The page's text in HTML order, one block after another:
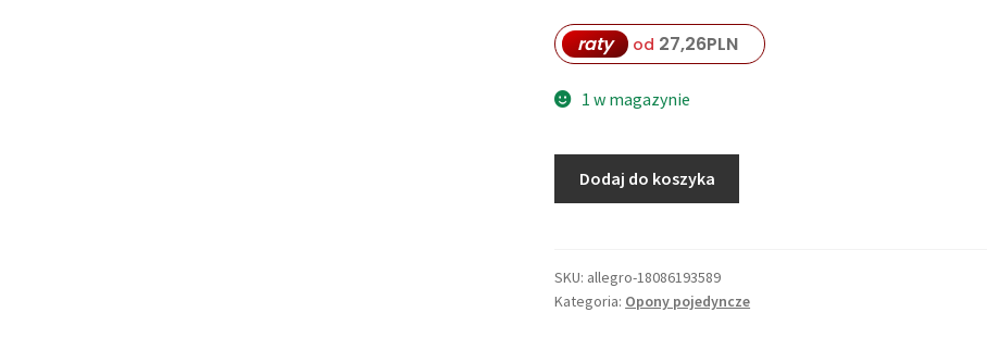
raty od 27,26PLN
1 w magazynie
METZELER
CRUISETEC
73H
Dodaj do koszyka
SKU: allegro-18086193589
Kategoria: Opony pojedyncze